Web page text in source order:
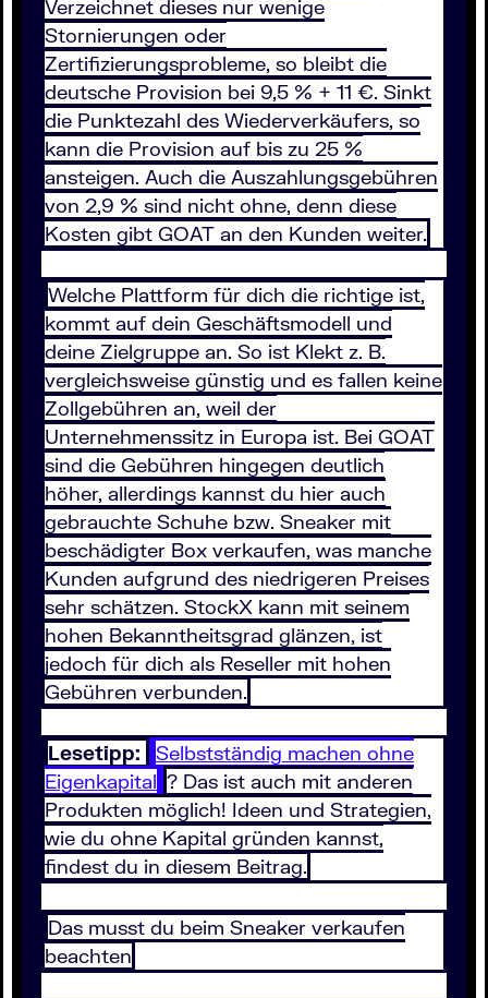
Verzeichnet dieses nur wenige
Stornierungen oder
Zertifizierungsprobleme, so bleibt die
deutsche Provision bei 9,5 % + 11 €. Sinkt
die Punktezahl des Wiederverkäufers, so
kann die Provision auf bis zu 25 %
ansteigen. Auch die Auszahlungsgebühren
von 2,9 % sind nicht ohne, denn diese
Kosten gibt GOAT an den Kunden weiter.
Welche Plattform für dich die richtige ist,
kommt auf dein Geschäftsmodell und
deine Zielgruppe an. So ist Klekt z. B.
vergleichsweise günstig und es fallen keine
Zollgebühren an, weil der
Unternehmenssitz in Europa ist. Bei GOAT
sind die Gebühren hingegen deutlich
höher, allerdings kannst du hier auch
gebrauchte Schuhe bzw. Sneaker mit
beschädigter Box verkaufen, was manche
Kunden aufgrund des niedrigeren Preises
sehr schätzen. StockX kann mit seinem
hohen Bekanntheitsgrad glänzen, ist
jedoch für dich als Reseller mit hohen
Gebühren verbunden.
Lesetipp:
Selbstständig machen ohne
Eigenkapital ? Das ist auch mit anderen
Produkten möglich! Ideen und Strategien,
wie du ohne Kapital gründen kannst,
findest du in diesem Beitrag.
Das musst du beim Sneaker verkaufen
beachten